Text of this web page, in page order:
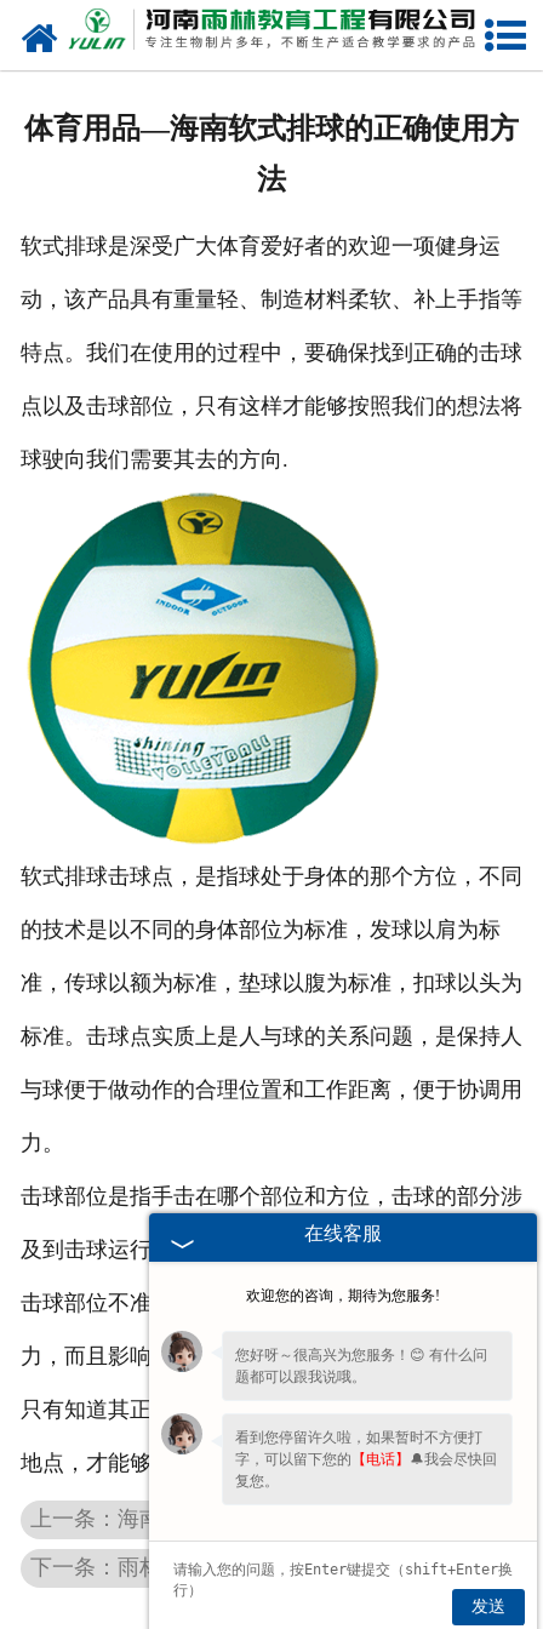
网站首页
联系我们
体育用品—海南软式排球的正确使用方
法
软式排球是深受广大体育爱好者的欢迎一项健身运
动，该产品具有重量轻、制造材料柔软、补上手指等
特点。我们在使用的过程中，要确保找到正确的击球
点以及击球部位，只有这样才能够按照我们的想法将
球驶向我们需要其去的方向.
软式排球击球点，是指球处于身体的那个方位，不同
的技术是以不同的身体部位为标准，发球以肩为标
准，传球以额为标准，垫球以腹为标准，扣球以头为
标准。击球点实质上是人与球的关系问题，是保持人
与球便于做动作的合理位置和工作距离，便于协调用
力。
击球部位是指手击在哪个部位和方位，击球的部分涉
及到击球运行的轨迹以及高度、方向、弧度和落点，
击球部位不准确或不稳定，不但影响手型和正确的发
力，而且影响击球的效果。
只有知道其正确的使用方法，才能够知道其真确落地
地点，才能够打出一场******的球赛！
上一条：海南蝴蝶标本50种让您大开眼界
下一条：雨林教育海南生物切片价格合理品******良
在线客服
欢迎您的咨询，期待为您服务!
您好呀～很高兴为您服务！😊 有什么问
题都可以跟我说哦。
看到您停留许久啦，如果暂时不方便打
字，可以留下您的 【电话】 🔔我会尽快回
复您。
发送